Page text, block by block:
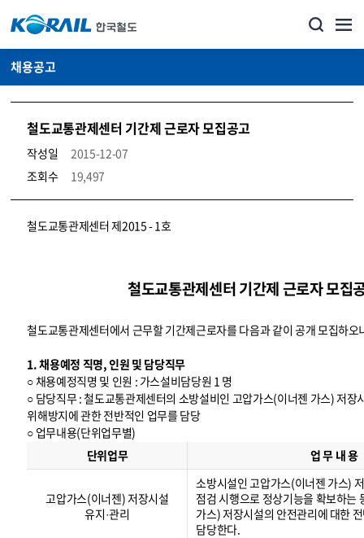
채용공고
철도교통관제센터 기간제 근로자 모집공고
작성일
2015-12-07
조회수
19,497
코레일소개_경영공시_채용공고 상세보기 – 내용, 파일, 담당자 연락처로 구성
철도교통관제센터 제2015 - 1호
철도교통관제센터 기간제 근로자 모집
철도교통관제센터에서 근무할 기간제근로자를 다음과 같이 공개 모집하오
1. 채용예정 직명, 인원 및 담당직무
○ 채용예정직명 및 인원 : 가스설비담당원 1 명
○ 담당직무 : 철도교통관제센터의 소방설비인 고압가스(이너젠 가스) 저장
위해방지에 관한 전반적인 업무를 담당
○ 업무내용(단위업무별)
무
단위업무 업 무 내 용
고압가스(이너젠) 저장시설
유지·관리
소방시설인 고압가스(이너젠 가스)
점검 시행으로 정상기능을 확보하는
가스) 저장시설의 안전관리에 대한
담당한다.